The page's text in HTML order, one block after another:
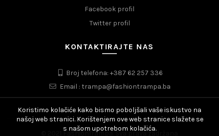
Facebook profil
Twitter profil
KONTAKTIRAJTE NAS
Broj telefona: +387 62 257 336
Email : trampa@fashiontrampa.ba
© 2021 FashionTrampa. Sva prava zadržana
Koristimo kolačiće kako bismo poboljšali vaše iskustvo na
našoj web stranici. Korištenjem ove web stranice slažete se
s našom upotrebom kolačića.